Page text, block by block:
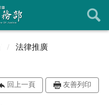
法律推廣
回上一頁 友善列印